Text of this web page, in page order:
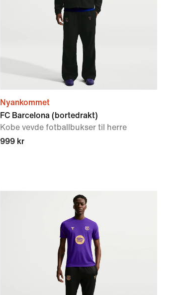
Nyankommet
FC Barcelona (bortedrakt)
Kobe vevde fotballbukser til herre
999 kr